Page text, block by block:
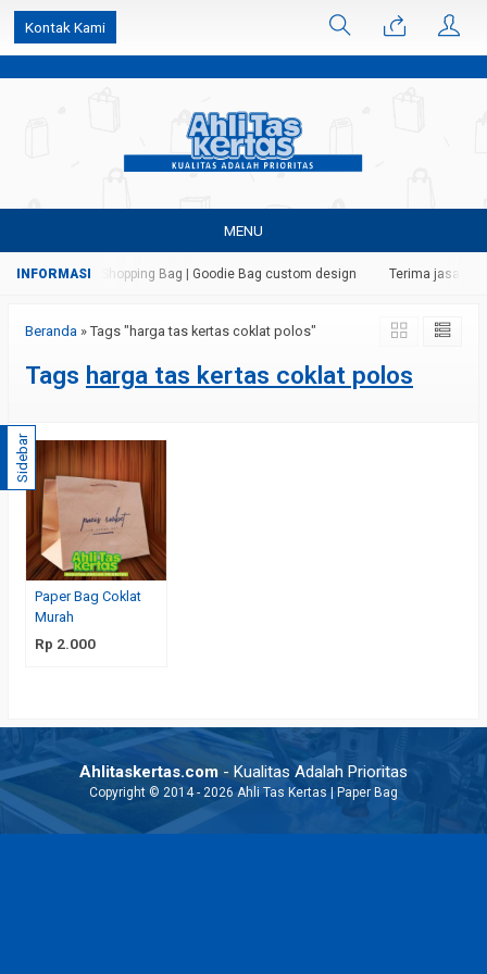
k6Ghe9jF9rmtx91MrSV7BIpW27id0SMW1kLEoe8rM2U
Kontak Kami
MENU
| Paper Bag | Shopping Bag | Goodie Bag custom design Terima jasa
Beranda » Tags "harga tas kertas coklat polos"
Tags harga tas kertas coklat polos
Paper Bag Coklat
Murah
Rp 2.000
Sidebar
Ahlitaskertas.com - Kualitas Adalah Prioritas
Copyright © 2014 - 2026 Ahli Tas Kertas | Paper Bag